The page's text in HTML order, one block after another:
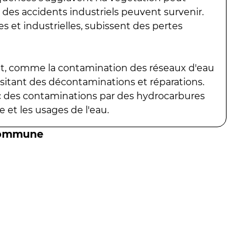
accidents industriels peuvent survenir.
et industrielles, subissent des pertes
comme la contamination des réseaux d'eau
des décontaminations et réparations.
contaminations par des hydrocarbures
et les usages de l'eau.